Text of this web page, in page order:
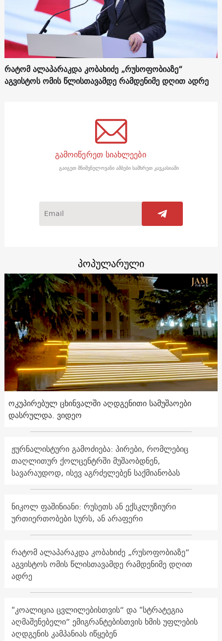
რატომ ალაპარაკდა კობახიძე „რუსოფობიაზე“
აგვისტოს ომის წლისთავამდე რამდენიმე დღით ადრე
გამოიწერეთ სიახლეები
გაიგეთ მნიშვნელოვანი ამბები სამხრეთ კავკასიაში
პოპულარული
ოკუპირებულ ცხინვალში აღდგენითი სამუშაოები
დასრულდა. ვიდეო
ჟურნალისტური გამოძიება: პირები, რომლებიც
თაღლითურ ქოლცენტრში მუშაობდნენ,
სავარაუდოდ, ისევ აგრძელებენ საქმიანობას
ნიკოლ ფაშინიანი: რუსეთს ან ექსკლუზიური
ურთიერთობები სურს, ან არაფერი
რატომ ალაპარაკდა კობახიძე „რუსოფობიაზე“
აგვისტოს ომის წლისთავამდე რამდენიმე დღით
ადრე
"კოალიცია ცვლილებისთვის“ და "სტრატეგია
აღმაშენებელი“ ემიგრანტებისთვის ხმის უფლების
აღდგენის კამპანიას იწყებენ